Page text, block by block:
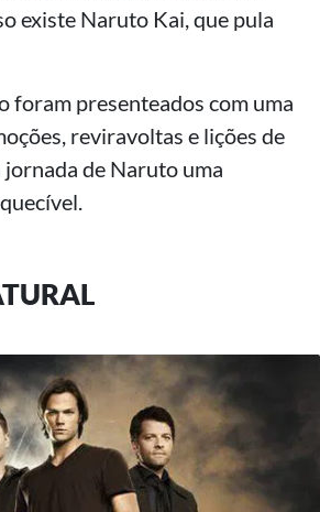
existe Naruto Kai, que pula
foram presenteados com uma
reviravoltas e lições de
de Naruto uma